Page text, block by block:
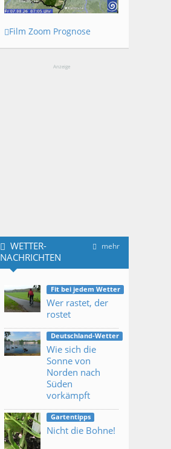
Film Zoom Prognose
Anzeige
mehr
WETTER-
NACHRICHTEN
Fit bei jedem Wetter
Wer rastet, der
rostet
Deutschland-Wetter
Wie sich die
Sonne von
Norden nach
Süden
vorkämpft
Gartentipps
Nicht die Bohne!